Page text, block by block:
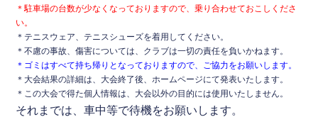
＊駐車場の台数が少なくなっておりますので、乗り合わせておこしくださ
い。
＊テニスウェア、テニスシューズを着用してください。
＊不慮の事故、傷害については、クラブは一切の責任を負いかねます。
＊ゴミはすべて持ち帰りとなっておりますので、ご協力をお願いします。
＊大会結果の詳細は、大会終了後、ホームページにて発表いたします。
＊この大会で得た個人情報は、大会以外の目的には使用いたしません。
それまでは、車中等で待機をお願いします。